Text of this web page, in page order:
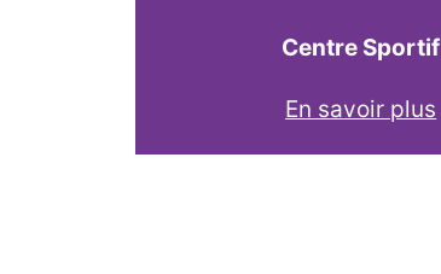
Centre Sportif
En savoir plus